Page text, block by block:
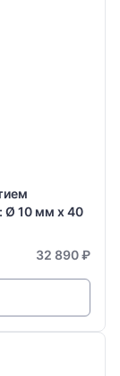
Ø 10 мм х 40
32 890 ₽